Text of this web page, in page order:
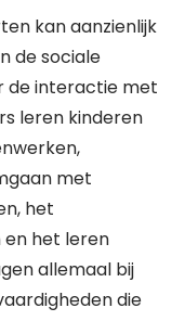
kan aanzienlijk
de sociale
de interactie met
leren kinderen
met
het
het leren
allemaal bij
die